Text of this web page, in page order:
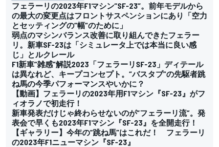
フェラーリの2023年F1マシン”SF-23”。前年モデルから
の最大の変更点はフロントサスペンションにあり「空力
とセッティングの”幅”のために」
弱点のマシンバランス改善に取り組んできたフェラー
リ。新車SF-23は「シミュレータ上では本当に良い感
じ」とルクレール
F1新車”雑感”解説2023「フェラーリSF-23」ディテール
は異なれど、キープコンセプト。”バスタブ”の先駆者跳
ね馬の今季パフォーマンスやいかに？
【動画】フェラーリの2023年用F1マシン『SF-23』がフ
ィオラノで初走行！
新車発表だけじゃ終わらせないのが”フェラーリ流”。発
表会で早くも2023年F1マシン『SF-23』を全開走行！
【ギャラリー】今年の“跳ね馬”はこれだ！ フェラーリ
の2023年F1ニューマシン『SF-23』